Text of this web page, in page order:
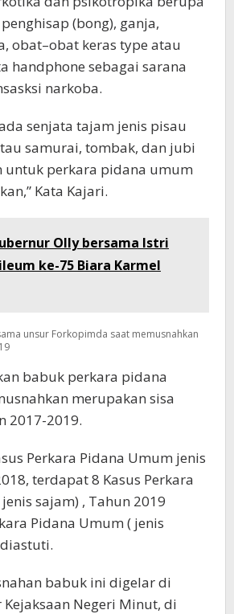
(bong), ganja,
obat–obat keras type atau
handphone sebagai sarana
narkoba.
senjata tajam jenis pisau
samurai, tombak, dan jubi
untuk perkara pidana umum
Kata Kajari.
Olly bersama Istri
ke-75 Biara Karmel
unsur Forkopimda saat memusnahkan
babuk perkara pidana
merupakan sisa
2017-2019.
Perkara Pidana Umum jenis
terdapat 8 Kasus Perkara
sajam) , Tahun 2019
Pidana Umum ( jenis
babuk ini digelar di
Negeri Minut, di